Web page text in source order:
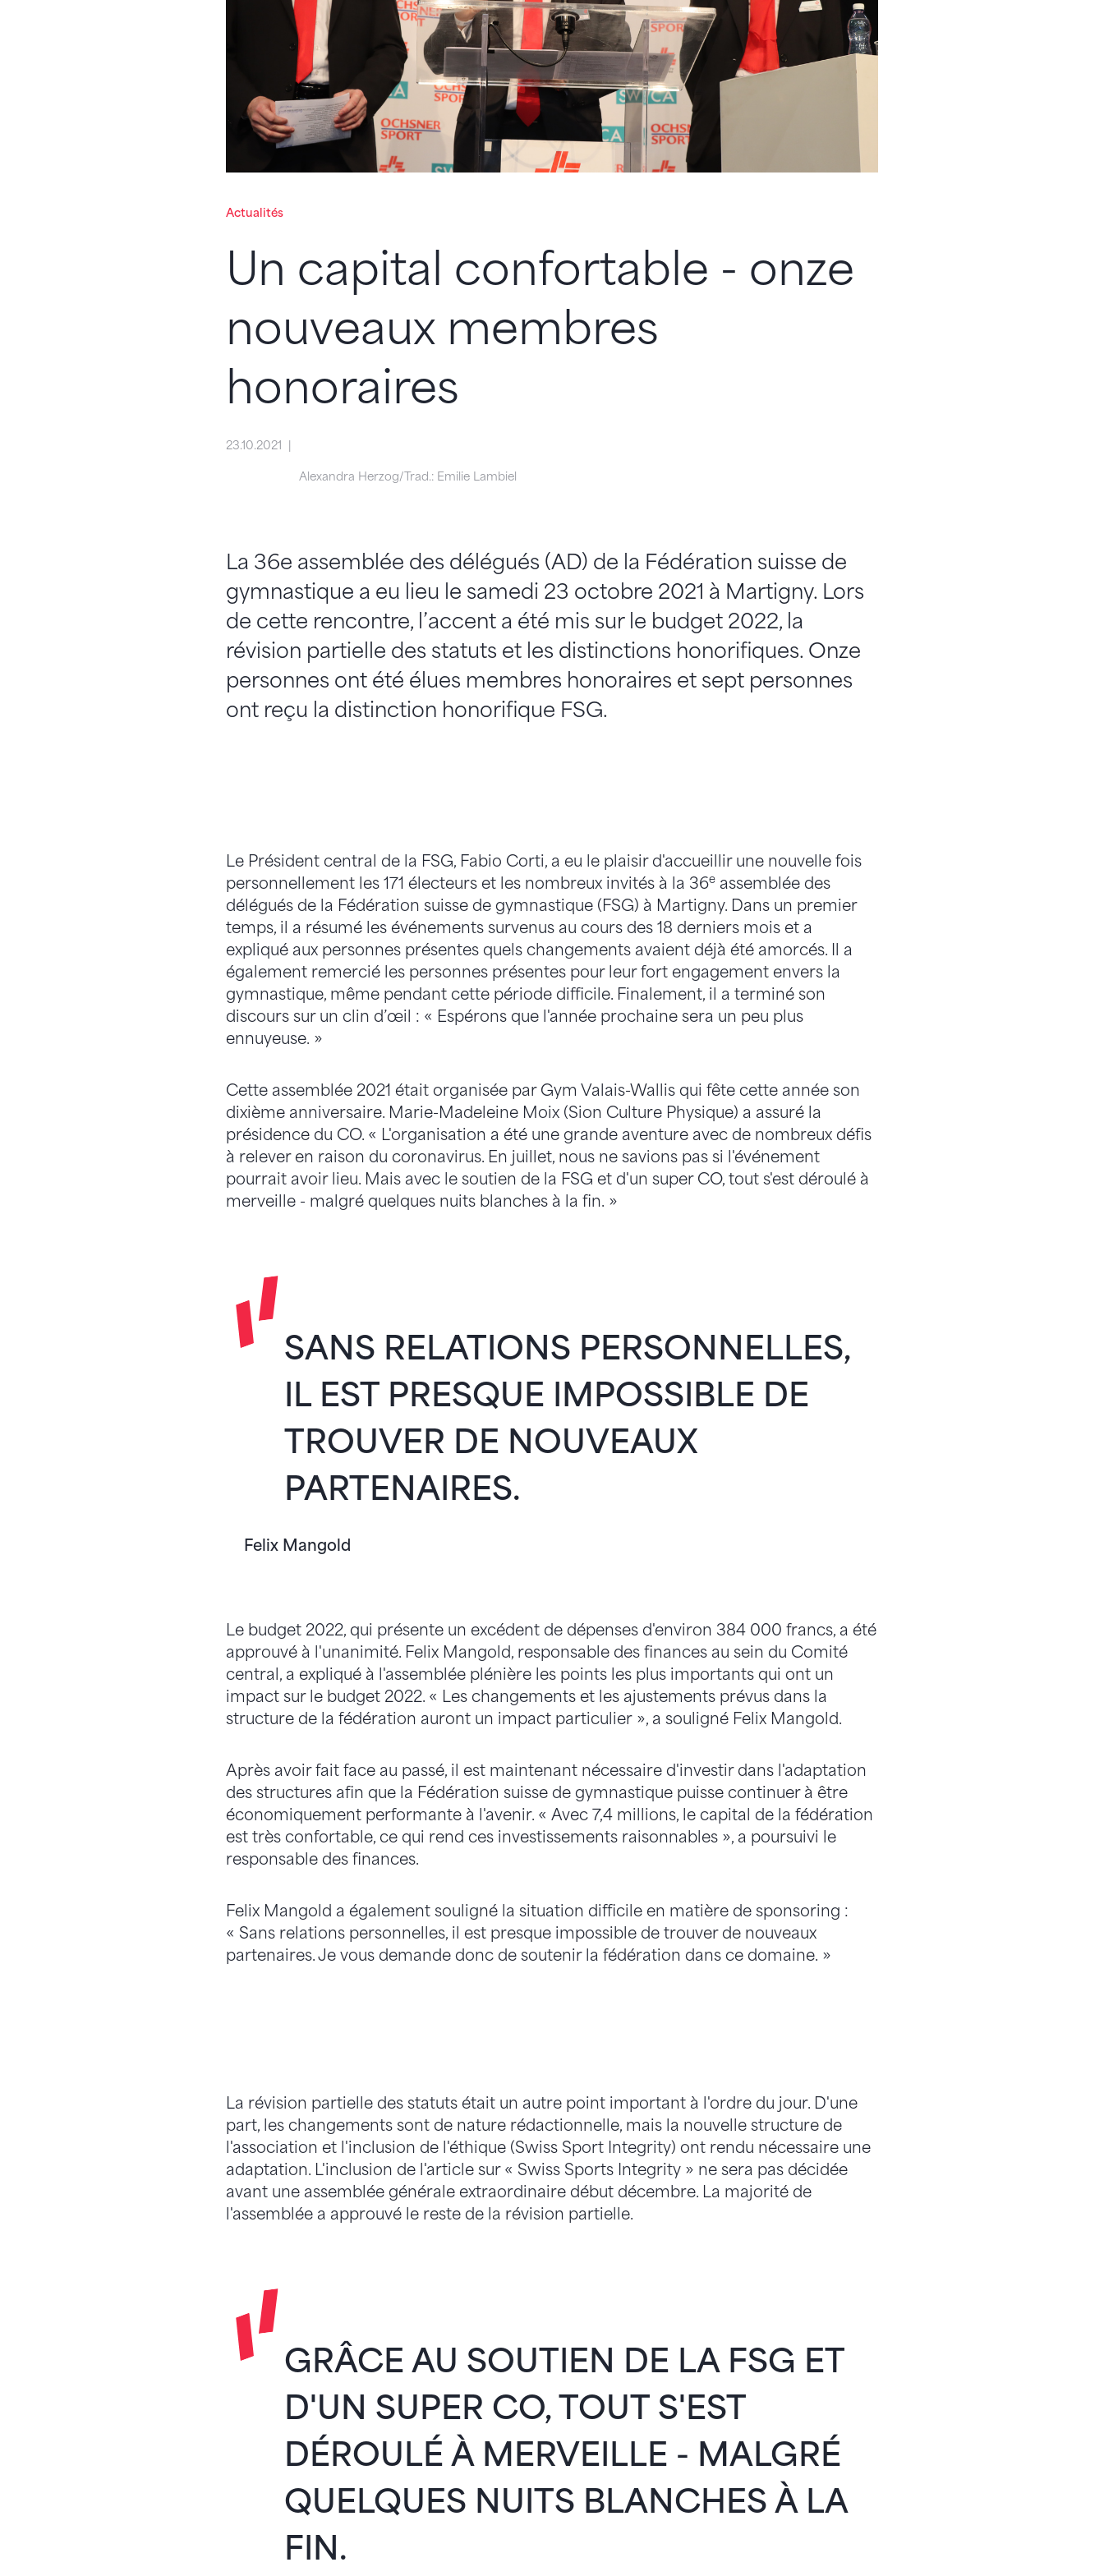
Actualités
Un capital confortable - onze
nouveaux membres
honoraires
23.10.2021
Alexandra Herzog/Trad.: Emilie Lambiel
La 36e assemblée des délégués (AD) de la Fédération suisse de
gymnastique a eu lieu le samedi 23 octobre 2021 à Martigny. Lors
de cette rencontre, l’accent a été mis sur le budget 2022, la
révision partielle des statuts et les distinctions honorifiques. Onze
personnes ont été élues membres honoraires et sept personnes
ont reçu la distinction honorifique FSG.
Le Président central de la FSG, Fabio Corti, a eu le plaisir d'accueillir une nouvelle fois
personnellement les 171 électeurs et les nombreux invités à la 36eassemblée des
délégués de la Fédération suisse de gymnastique (FSG) à Martigny. Dans un premier
temps, il a résumé les événements survenus au cours des 18 derniers mois et a
expliqué aux personnes présentes quels changements avaient déjà été amorcés. Il a
également remercié les personnes présentes pour leur fort engagement envers la
gymnastique, même pendant cette période difficile. Finalement, il a terminé son
discours sur un clin d’œil : « Espérons que l'année prochaine sera un peu plus
ennuyeuse. »
Cette assemblée 2021 était organisée par Gym Valais-Wallis qui fête cette année son
dixième anniversaire. Marie-Madeleine Moix (Sion Culture Physique) a assuré la
présidence du CO. « L'organisation a été une grande aventure avec de nombreux défis
à relever en raison du coronavirus. En juillet, nous ne savions pas si l'événement
pourrait avoir lieu. Mais avec le soutien de la FSG et d'un super CO, tout s'est déroulé à
merveille - malgré quelques nuits blanches à la fin. »
Felix Mangold
SANS RELATIONS PERSONNELLES,
IL EST PRESQUE IMPOSSIBLE DE
TROUVER DE NOUVEAUX
PARTENAIRES.
Le budget 2022, qui présente un excédent de dépenses d'environ 384 000 francs, a été
approuvé à l'unanimité. Felix Mangold, responsable des finances au sein du Comité
central, a expliqué à l'assemblée plénière les points les plus importants qui ont un
impact sur le budget 2022. « Les changements et les ajustements prévus dans la
structure de la fédération auront un impact particulier », a souligné Felix Mangold.
Après avoir fait face au passé, il est maintenant nécessaire d'investir dans l'adaptation
des structures afin que la Fédération suisse de gymnastique puisse continuer à être
économiquement performante à l'avenir. « Avec 7,4 millions, le capital de la fédération
est très confortable, ce qui rend ces investissements raisonnables », a poursuivi le
responsable des finances.
Felix Mangold a également souligné la situation difficile en matière de sponsoring :
« Sans relations personnelles, il est presque impossible de trouver de nouveaux
partenaires. Je vous demande donc de soutenir la fédération dans ce domaine. »
La révision partielle des statuts était un autre point important à l'ordre du jour. D'une
part, les changements sont de nature rédactionnelle, mais la nouvelle structure de
l'association et l'inclusion de l'éthique (Swiss Sport Integrity) ont rendu nécessaire une
adaptation. L'inclusion de l'article sur « Swiss Sports Integrity » ne sera pas décidée
avant une assemblée générale extraordinaire début décembre. La majorité de
l'assemblée a approuvé le reste de la révision partielle.
GRÂCE AU SOUTIEN DE LA FSG ET
D'UN SUPER CO, TOUT S'EST
DÉROULÉ À MERVEILLE - MALGRÉ
QUELQUES NUITS BLANCHES À LA
FIN.